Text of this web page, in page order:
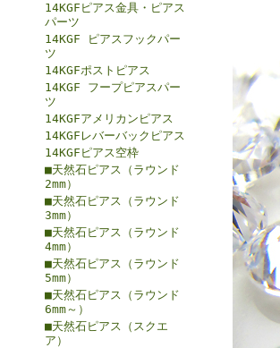
14KGFピアス金具・ピアス
パーツ
14KGF ピアスフックパー
ツ
14KGFポストピアス
14KGF フープピアスパー
ツ
14KGFアメリカンピアス
14KGFレバーバックピアス
14KGFピアス空枠
■天然石ピアス（ラウンド
2mm）
■天然石ピアス（ラウンド
3mm）
■天然石ピアス（ラウンド
4mm）
■天然石ピアス（ラウンド
5mm）
■天然石ピアス（ラウンド
6mm～）
■天然石ピアス（スクエ
ア）